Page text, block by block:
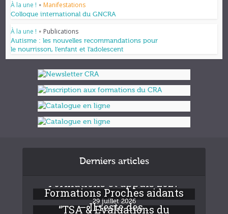
À la une ! • Manifestations
Colloque international du GNCRA
À la une ! • Publications
Autisme : les nouvelles recommandations pour
le nourrisson, l’enfant et l’adolescent
Derniers articles
Formations et appuis 2027
29 juillet 2026
Formations Proches aidants
– Il reste des...
“TSA & Evaluations du